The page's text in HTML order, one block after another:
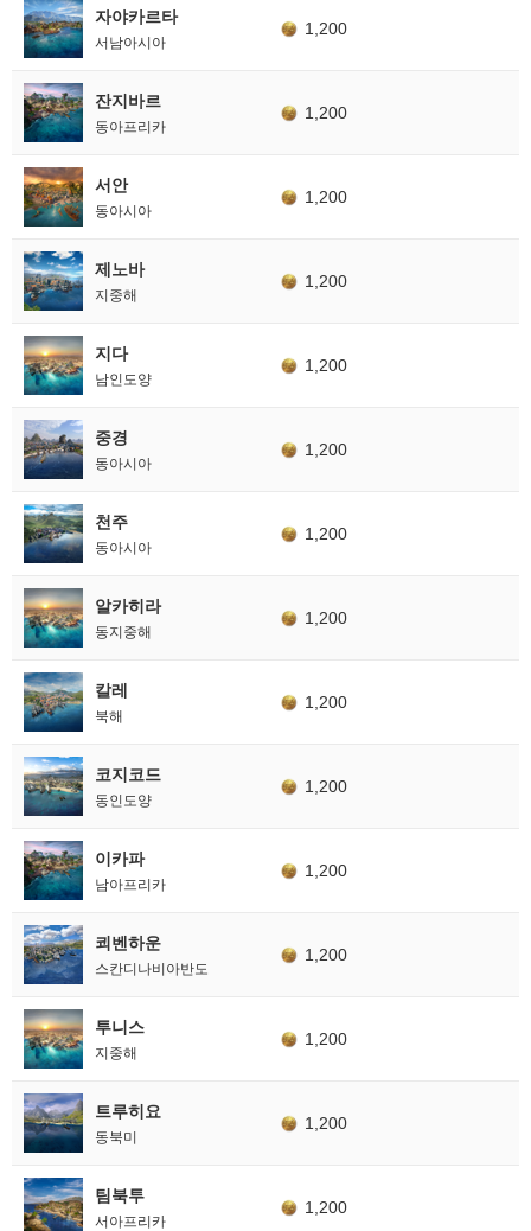
자야카르타
서남아시아
1,200
잔지바르
동아프리카
1,200
서안
동아시아
1,200
제노바
지중해
1,200
지다
남인도양
1,200
중경
동아시아
1,200
천주
동아시아
1,200
알카히라
동지중해
1,200
칼레
북해
1,200
코지코드
동인도양
1,200
이카파
남아프리카
1,200
쾨벤하운
스칸디나비아반도
1,200
투니스
지중해
1,200
트루히요
동북미
1,200
팀북투
서아프리카
1,200